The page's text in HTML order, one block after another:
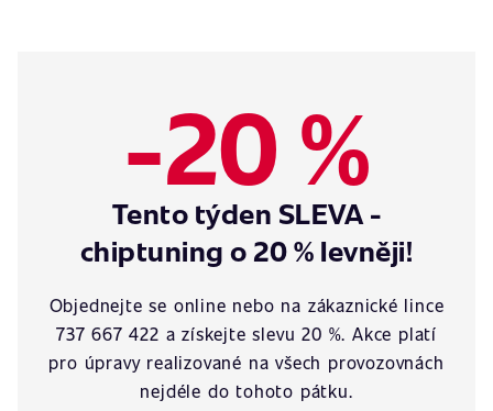
-20 %
Tento týden SLEVA -
chiptuning o 20 % levněji!
Objednejte se online nebo na zákaznické lince
737 667 422 a získejte slevu 20 %. Akce platí
pro úpravy realizované na všech provozovnách
nejdéle do tohoto pátku.